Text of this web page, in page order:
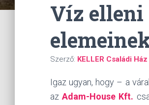
Víz elleni
Szerző: KELLER Családi Ház
Igaz ugyan, hogy – a
azAdam-House Kft.